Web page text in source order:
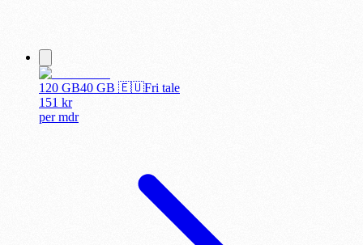
120 GB40 GB 🇪🇺Fri tale
151 kr
permdr